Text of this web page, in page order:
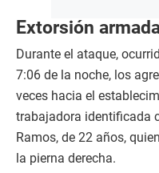
Extorsión
Durante el ataque,
7:06 de la noche, los
veces hacia el
trabajadora identificada
Ramos, de 22 años,
la pierna derecha.